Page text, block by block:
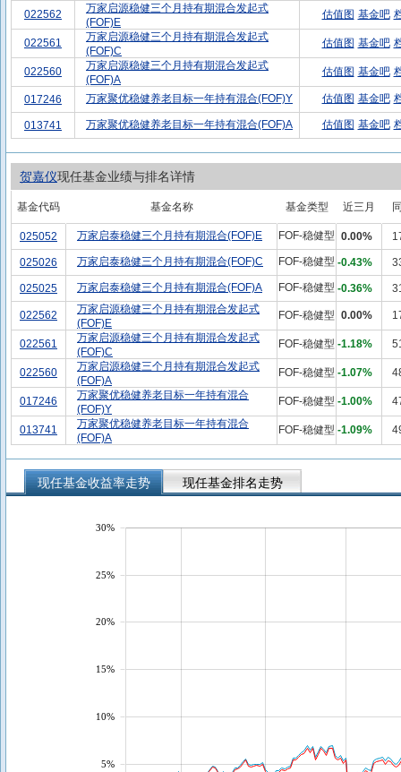
022562
万家启源稳健三个月持有期混合发起式
(FOF)E
估值图 基金吧
022561
万家启源稳健三个月持有期混合发起式
(FOF)C
估值图 基金吧
022560
万家启源稳健三个月持有期混合发起式
(FOF)A
估值图 基金吧
017246 万家聚优稳健养老目标一年持有混合(FOF)Y 估值图 基金吧
013741 万家聚优稳健养老目标一年持有混合(FOF)A 估值图 基金吧
贺嘉仪现任基金业绩与排名详情
基金代码 基金名称 基金类型 近三月
025052 万家启泰稳健三个月持有期混合(FOF)E FOF-稳健型 0.00%
025026 万家启泰稳健三个月持有期混合(FOF)C FOF-稳健型 -0.43%
025025 万家启泰稳健三个月持有期混合(FOF)A FOF-稳健型 -0.36%
022562
万家启源稳健三个月持有期混合发起式
(FOF)E
FOF-稳健型 0.00%
022561
万家启源稳健三个月持有期混合发起式
(FOF)C
FOF-稳健型 -1.18%
022560
万家启源稳健三个月持有期混合发起式
(FOF)A
FOF-稳健型 -1.07%
017246
万家聚优稳健养老目标一年持有混合
(FOF)Y
FOF-稳健型 -1.00%
013741
万家聚优稳健养老目标一年持有混合
(FOF)A
FOF-稳健型 -1.09%
现任基金收益率走势 现任基金排名走势
5%
10%
15%
20%
25%
30%